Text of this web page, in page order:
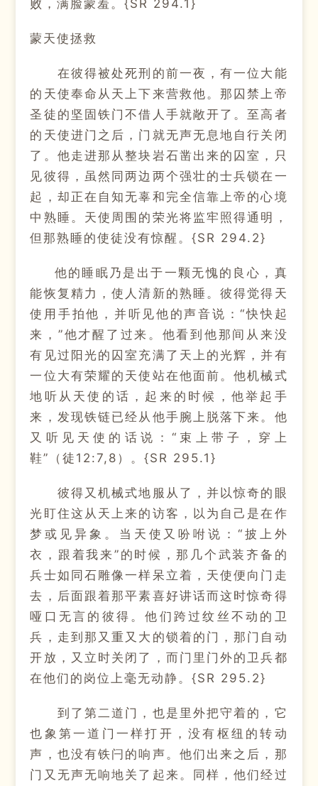
败，满脸蒙羞。{SR 294.1}
蒙天使拯救
在彼得被处死刑的前一夜，有一位大能
的天使奉命从天上下来营救他。那囚禁上帝
圣徒的坚固铁门不借人手就敞开了。至高者
的天使进门之后，门就无声无息地自行关闭
了。他走进那从整块岩石凿出来的囚室，只
见彼得，虽然同两边两个强壮的士兵锁在一
起，却正在自知无辜和完全信靠上帝的心境
中熟睡。天使周围的荣光将监牢照得通明，
但那熟睡的使徒没有惊醒。{SR 294.2}
他的睡眠乃是出于一颗无愧的良心，真
能恢复精力，使人清新的熟睡。彼得觉得天
使用手拍他，并听见他的声音说：“快快起
来，”他才醒了过来。他看到他那间从来没
有见过阳光的囚室充满了天上的光辉，并有
一位大有荣耀的天使站在他面前。他机械式
地听从天使的话，起来的时候，他举起手
来，发现铁链已经从他手腕上脱落下来。他
又听见天使的话说：“束上带子，穿上
鞋”（徒12:7,8）。{SR 295.1}
彼得又机械式地服从了，并以惊奇的眼
光盯住这从天上来的访客，以为自己是在作
梦或见异象。当天使又吩咐说：“披上外
衣，跟着我来”的时候，那几个武装齐备的
兵士如同石雕像一样呆立着，天使便向门走
去，后面跟着那平素喜好讲话而这时惊奇得
哑口无言的彼得。他们跨过纹丝不动的卫
兵，走到那又重又大的锁着的门，那门自动
开放，又立时关闭了，而门里门外的卫兵都
在他们的岗位上毫无动静。{SR 295.2}
到了第二道门，也是里外把守着的，它
也象第一道门一样打开，没有枢纽的转动
声，也没有铁闩的响声。他们出来之后，那
门又无声无响地关了起来。同样，他们经过